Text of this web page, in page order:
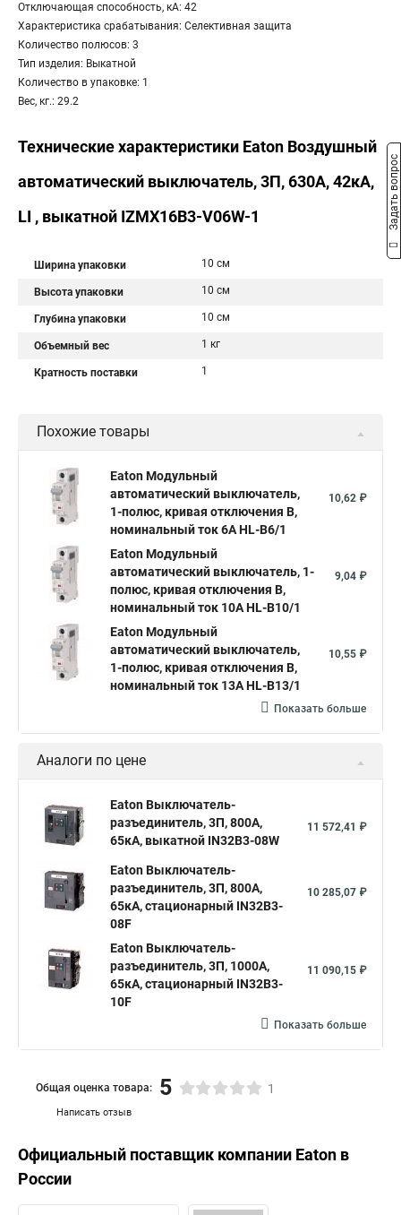
Отключающая способность, кА: 42
Характеристика срабатывания: Селективная защита
Количество полюсов: 3
Тип изделия: Выкатной
Количество в упаковке: 1
Вес, кг.: 29.2
Технические характеристики Eaton Воздушный
автоматический выключатель, 3П, 630А, 42кА,
LI , выкатной IZMX16B3-V06W-1
Ширина упаковки 10 см
Высота упаковки 10 см
Глубина упаковки 10 см
Объемный вес 1 кг
Кратность поставки 1
Похожие товары
Eaton Модульный
автоматический выключатель,
1-полюс, кривая отключения B,
номинальный ток 6А HL-B6/1
10,62 ₽
Eaton Модульный
автоматический выключатель, 1-
полюс, кривая отключения B,
номинальный ток 10А HL-B10/1
9,04 ₽
Eaton Модульный
автоматический выключатель,
1-полюс, кривая отключения B,
номинальный ток 13А HL-B13/1
10,55 ₽
Показать больше
Аналоги по цене
Eaton Выключатель-
разъединитель, 3П, 800А,
65кА, выкатной IN32B3-08W
11 572,41 ₽
Eaton Выключатель-
разъединитель, 3П, 800А,
65кА, стационарный IN32B3-
08F
10 285,07 ₽
Eaton Выключатель-
разъединитель, 3П, 1000А,
65кА, стационарный IN32B3-
10F
11 090,15 ₽
Показать больше
Написать отзыв
Общая оценка товара: 5 1
Официальный поставщик компании Eaton в
России
Задать вопрос